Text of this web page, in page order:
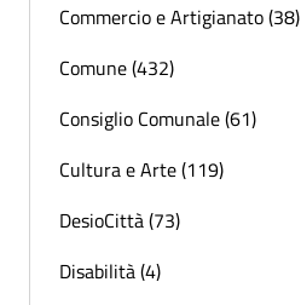
Commercio e Artigianato (38)
Comune (432)
Consiglio Comunale (61)
Cultura e Arte (119)
DesioCittà (73)
Disabilità (4)